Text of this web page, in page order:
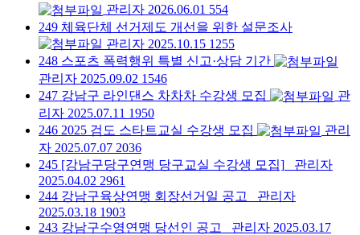
관리자 2026.06.01 554
249 체육단체 선거제도 개선을 위한 설문조사
관리자 2025.10.15 1255
248 스포츠 폭력행위 특별 신고·상담 기간
관리자 2025.09.02 1546
247 강남구 라인댄스 차차차 수강생 모집
관
리자 2025.07.11 1950
246 2025 검도 스타트교실 수강생 모집
관리
자 2025.07.07 2036
245 [강남구당구연맹 당구교실 수강생 모집]
관리자
2025.04.02 2961
244 강남구육상연맹 회장선거일 공고
관리자
2025.03.18 1903
243 강남구수영연맹 당선인 공고 관리자 2025.03.17